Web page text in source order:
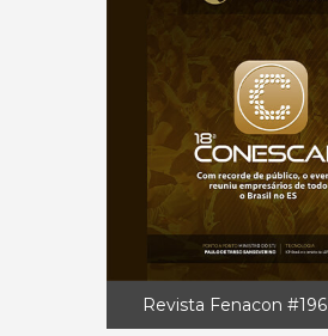
Revista Fenacon #196